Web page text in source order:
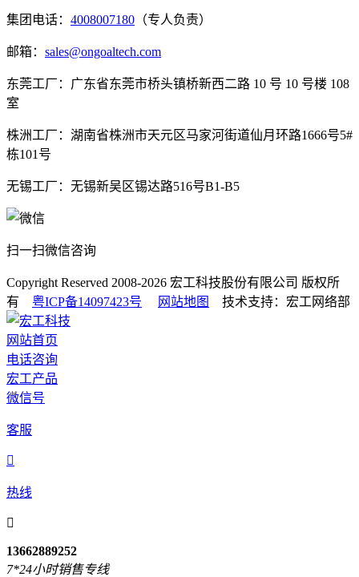
集团电话： 4008007180 （专人负责）
邮箱： sales@ongoaltech.com
东莞工厂：广东省东莞市桥头镇桥新西二路 10 号 10 号楼 108
室
株洲工厂：湖南省株洲市天元区马家河街道仙月环路1666号5#
栋101号
无锡工厂：无锡新吴区锡达路516号B1-B5
扫一扫微信咨询
Copyright Reserved 2008-2026 宏工科技股份有限公司 版权所
有 粤ICP备14097423号 网站地图 技术支持：宏工网络部
网站首页
电话咨询
宏工产品
微信号
客服

热线

13662889252
7*24小时销售专线